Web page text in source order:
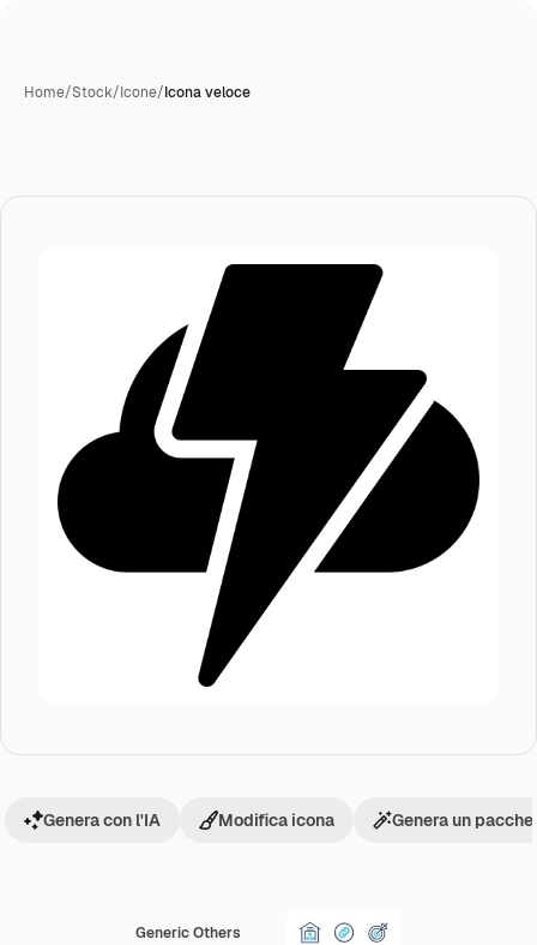
Home/Stock/Icone/Icona veloce
Generic Others
Genera con l'IA Modifica icona Genera un